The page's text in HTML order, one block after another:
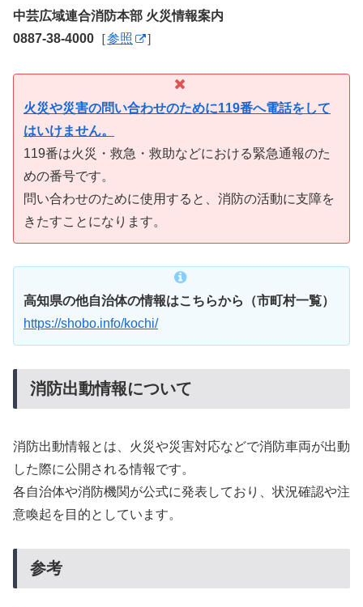
中芸広域連合消防本部 火災情報案内
0887-38-4000 ［参照 ］
火災や災害の問い合わせのために119番へ電話をして
はいけません。
119番は火災・救急・救助などにおける緊急通報のた
めの番号です。
問い合わせのために使用すると、消防の活動に支障を
きたすことになります。
高知県の他自治体の情報はこちらから（市町村一覧）
https://shobo.info/kochi/
消防出動情報について
消防出動情報とは、火災や災害対応などで消防車両が出動
した際に公開される情報です。
各自治体や消防機関が公式に発表しており、状況確認や注
意喚起を目的としています。
参考